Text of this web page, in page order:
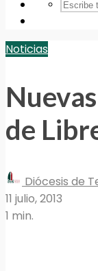
Noticias
de
Diócesis de
11 julio, 2013
1 min.